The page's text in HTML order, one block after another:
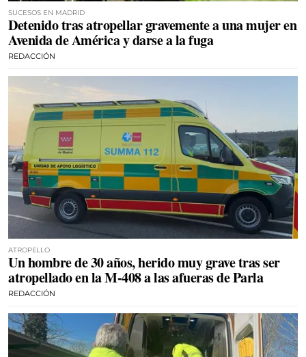
SUCESOS EN MADRID
Detenido tras atropellar gravemente a una mujer en
Avenida de América y darse a la fuga
REDACCIÓN
ATROPELLO
Un hombre de 30 años, herido muy grave tras ser
atropellado en la M-408 a las afueras de Parla
REDACCIÓN